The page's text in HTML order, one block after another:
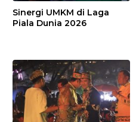
Sinergi UMKM di Laga
Piala Dunia 2026